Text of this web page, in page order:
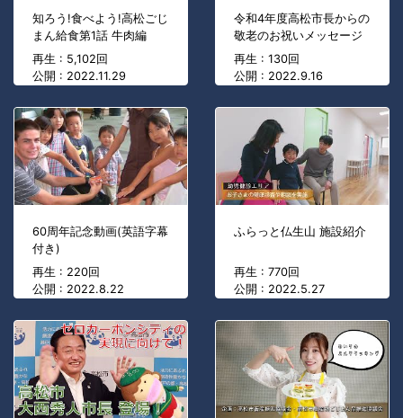
知ろう!食べよう!高松ごじ
まん給食第1話 牛肉編
再生 : 5,102回
公開 : 2022.11.29
令和4年度高松市長からの
敬老のお祝いメッセージ
再生 : 130回
公開 : 2022.9.16
60周年記念動画(英語字幕
付き)
再生 : 220回
公開 : 2022.8.22
ふらっと仏生山 施設紹介
再生 : 770回
公開 : 2022.5.27